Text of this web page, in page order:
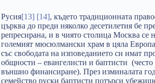
Русия[13] [14], където традиционната
църква до преди няколко десетилетия бе
репресирана, и в чиято столица Москва се
големият мюсюлмански храм в цяла
със свободата на изповеданието си имат
общности – евангелисти и баптисти
външно финансиране). През изминалата
семейство руски баптисти потърси